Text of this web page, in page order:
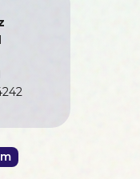
ha jól
Róbert,
Orsolya,